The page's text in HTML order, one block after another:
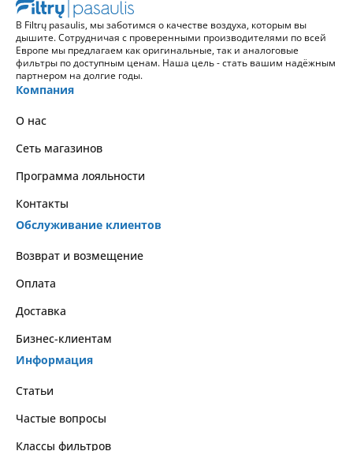
В Filtrų pasaulis, мы заботимся о качестве воздуха, которым вы
дышите. Сотрудничая с проверенными производителями по всей
Европе мы предлагаем как оригинальные, так и аналоговые
фильтры по доступным ценам. Наша цель - стать вашим надёжным
партнером на долгие годы.
Компания
О нас
Сеть магазинов
Программа лояльности
Контакты
Обслуживание клиентов
Возврат и возмещение
Оплата
Доставка
Бизнес-клиентам
Информация
Статьи
Частые вопросы
Классы фильтров